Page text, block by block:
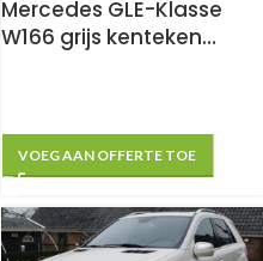
Mercedes GLE-Klasse
W166 grijs kenteken
VOEG AAN OFFERTE TOE